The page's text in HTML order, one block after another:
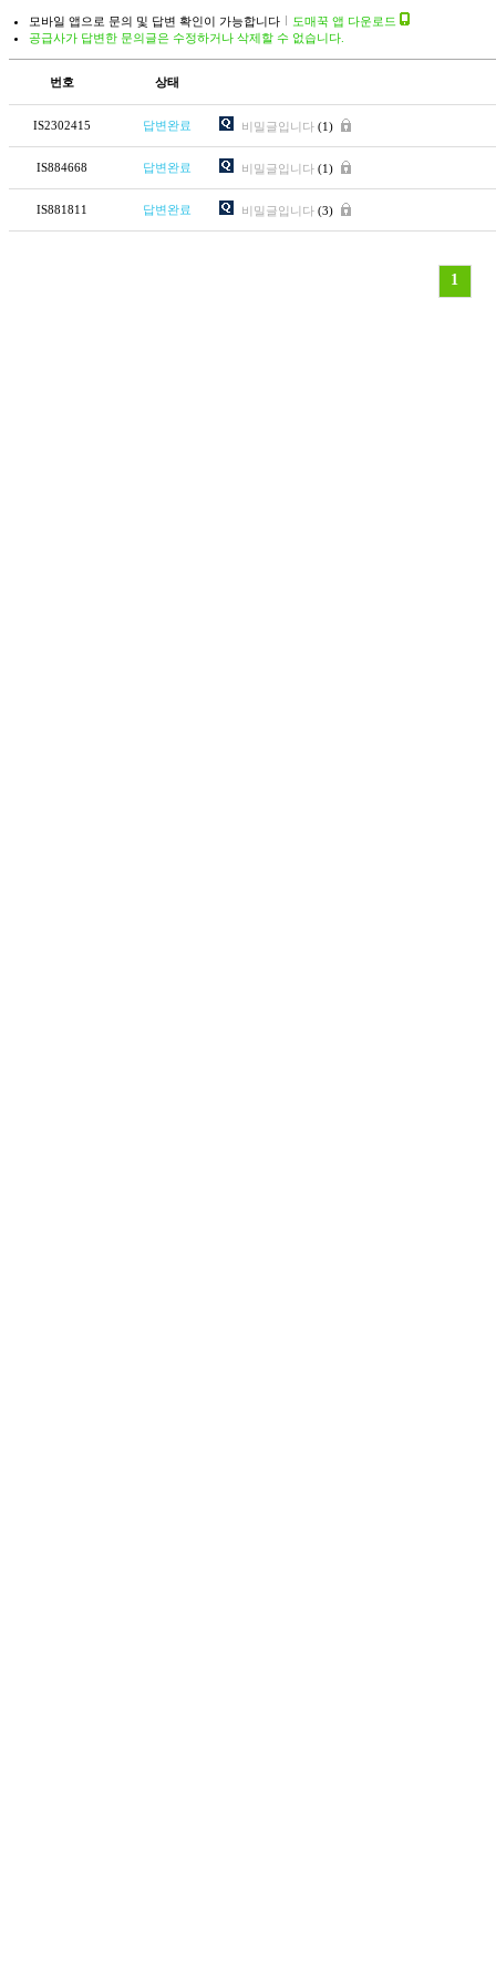
모바일 앱으로 문의 및 답변 확인이 가능합니다
도매꾹 앱 다운로드
공급사가 답변한 문의글은 수정하거나 삭제할 수 없습니다.
번호 상태
IS2302415 답변완료 비밀글입니다 (1)
IS884668 답변완료 비밀글입니다 (1)
IS881811 답변완료 비밀글입니다 (3)
1